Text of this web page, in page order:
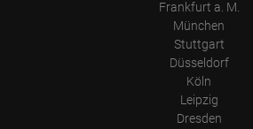
Frankfurt a. M.
München
Stuttgart
Düsseldorf
Köln
Leipzig
Dresden